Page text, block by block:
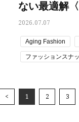
ない最適解〈
2026.07.07
Aging Fashion
ファッションスナ
夏コーデ トレンド
< 1 2 3